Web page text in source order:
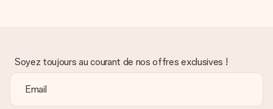
Soyez toujours au courant de nos offres exclusives !